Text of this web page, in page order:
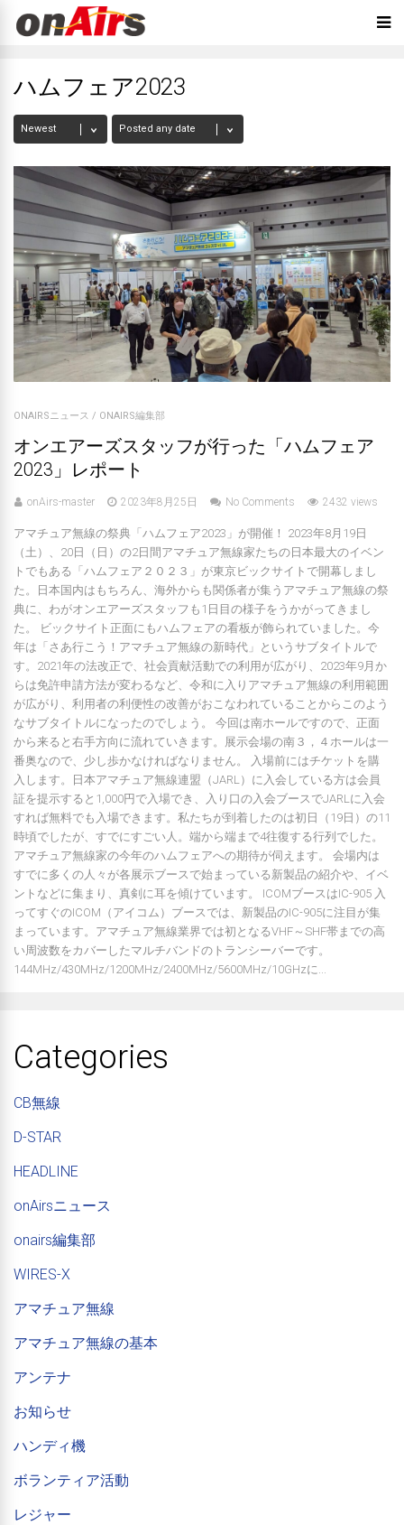
ハムフェア2023
ONAIRSニュース / ONAIRS編集部
オンエアーズスタッフが行った「ハムフェア
2023」レポート
onAirs-master 2023年8月25日 No Comments 2432 views
アマチュア無線の祭典「ハムフェア2023」が開催！ 2023年8月19日
（土）、20日（日）の2日間アマチュア無線家たちの日本最大のイベン
トでもある「ハムフェア２０２３」が東京ビックサイトで開幕しまし
た。日本国内はもちろん、海外からも関係者が集うアマチュア無線の祭
典に、わがオンエアーズスタッフも1日目の様子をうかがってきまし
た。 ビックサイト正面にもハムフェアの看板が飾られていました。今
年は「さあ行こう！アマチュア無線の新時代」というサブタイトルで
す。2021年の法改正で、社会貢献活動での利用が広がり、2023年9月か
らは免許申請方法が変わるなど、令和に入りアマチュア無線の利用範囲
が広がり、利用者の利便性の改善がおこなわれていることからこのよう
なサブタイトルになったのでしょう。 今回は南ホールですので、正面
から来ると右手方向に流れていきます。展示会場の南３，４ホールは一
番奥なので、少し歩かなければなりません。 入場前にはチケットを購
入します。日本アマチュア無線連盟（JARL）に入会している方は会員
証を提示すると1,000円で入場でき、入り口の入会ブースでJARLに入会
すれば無料でも入場できます。私たちが到着したのは初日（19日）の11
時頃でしたが、すでにすごい人。端から端まで4往復する行列でした。
アマチュア無線家の今年のハムフェアへの期待が伺えます。 会場内は
すでに多くの人々が各展示ブースで始まっている新製品の紹介や、イベ
ントなどに集まり、真剣に耳を傾けています。 ICOMブースはIC-905 入
ってすぐのICOM（アイコム）ブースでは、新製品のIC-905に注目が集
まっています。アマチュア無線業界では初となるVHF～SHF帯までの高
い周波数をカバーしたマルチバンドのトランシーバーです。
144MHz/430MHz/1200MHz/2400MHz/5600MHz/10GHzに...
Categories
CB無線
D-STAR
HEADLINE
onAirsニュース
onairs編集部
WIRES-X
アマチュア無線
アマチュア無線の基本
アンテナ
お知らせ
ハンディ機
ボランティア活動
レジャー